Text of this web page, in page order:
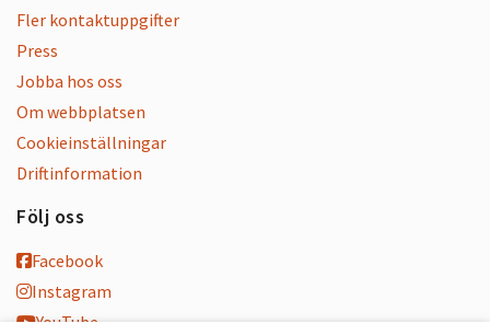
Fler kontaktuppgifter
Press
Jobba hos oss
Om webbplatsen
Cookieinställningar
Driftinformation
Följ oss
Facebook
Instagram
YouTube